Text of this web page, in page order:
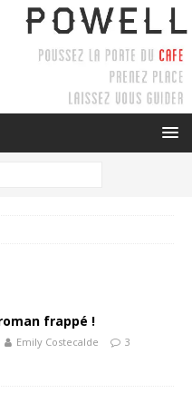
frappé !
Emily Costecalde 3